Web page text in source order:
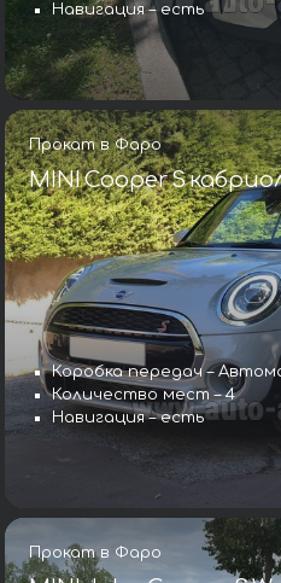
Навигация – есть
Прокат в Фаро
MINI Cooper S
Коробка передач –
Количество мест – 4
Навигация – есть
Прокат в Фаро